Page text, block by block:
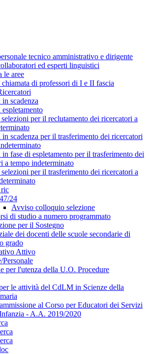
tecnico amministrativo e dirigente
ed esperti linguistici
le aree
di professori di I e II fascia
scadenza
per il reclutamento dei ricercatori a
in scadenza per il trasferimento dei ricercatori
in fase di espletamento per il trasferimento dei
a tempo indeterminato
per il trasferimento dei ricercatori a
ric
24
Avviso colloquio selezione
di studio a numero programmato
per il Sostegno
dei docenti delle scuole secondarie di
grado
Attivo
Personale
per l'utenza della U.O. Procedure
le attività del CdLM in Scienze della
al Corso per Educatori dei Servizi
- A.A. 2019/2020